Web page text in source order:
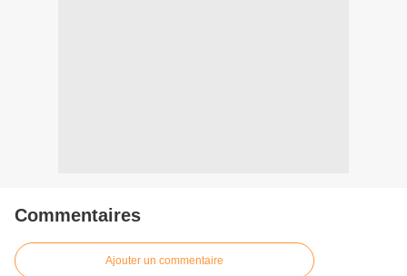
Commentaires
Ajouter un commentaire